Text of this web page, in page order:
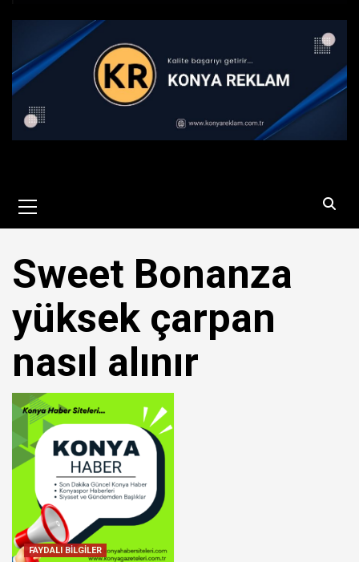
Menu
Sweet Bonanza
yüksek çarpan
nasıl alınır
FAYDALI BİLGİLER